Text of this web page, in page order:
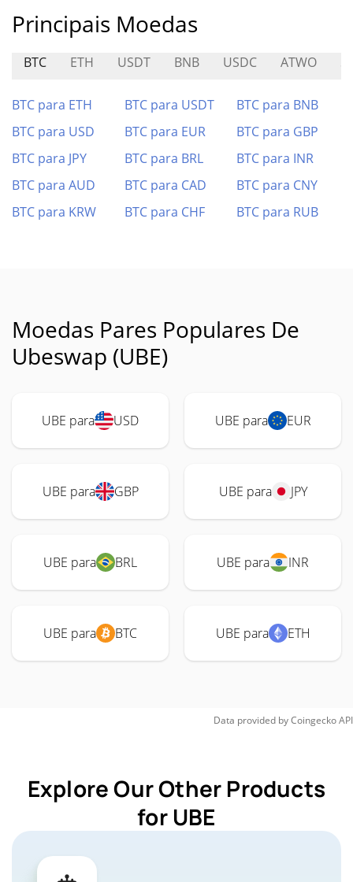
Principais Moedas
BTC ETH USDT BNB USDC ATWO
BTC para ETH BTC para USDT
BTC para BNB
BTC para USD
BTC para EUR
BTC para GBP
BTC para JPY
BTC para BRL
BTC para INR
BTC para AUD
BTC para CAD
BTC para CNY
BTC para KRW
BTC para CHF BTC para RUB
Moedas Pares Populares De
Ubeswap (UBE)
UBE para USD UBE para EUR
UBE para GBP UBE para JPY
UBE para BRL UBE para INR
UBE para BTC UBE para ETH
Data provided byCoingeckoAPI
Explore Our Other Products
for UBE